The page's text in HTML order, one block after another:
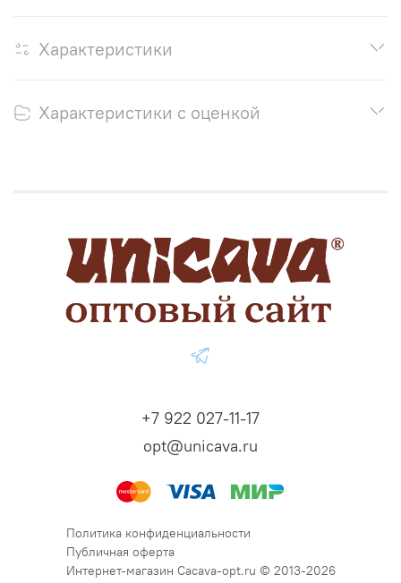
Характеристики
Характеристики с оценкой
+7 922 027-11-17
opt@unicava.ru
Политика конфиденциальности
Публичная оферта
Интернет-магазин Cacava-opt.ru © 2013-2026